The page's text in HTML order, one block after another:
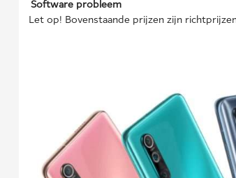
Software probleem
Let op! Bovenstaande prijzen zijn